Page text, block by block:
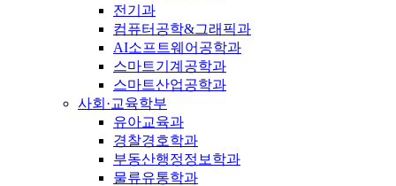
전기과
컴퓨터공학&그래픽과
AI소프트웨어공학과
스마트기계공학과
스마트산업공학과
사회·교육학부
유아교육과
경찰경호학과
부동산행정정보학과
물류유통학과